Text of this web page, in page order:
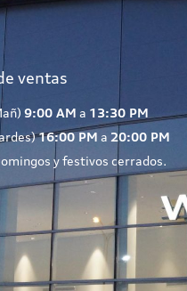
ventas
9:00 AM a 13:30 PM
16:00 PM a 20:00 PM
y festivos cerrados.